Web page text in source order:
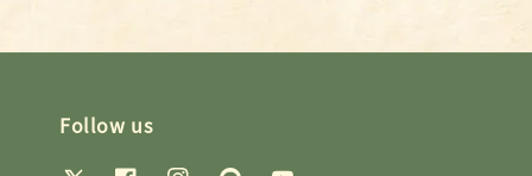
Follow us